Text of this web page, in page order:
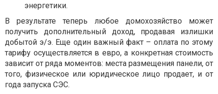
энергетики.
В результате теперь любое домохозяйство может
получить дополнительный доход, продавая излишки
добытой э/э. Еще один важный факт – оплата по этому
тарифу осуществляется в евро, а конкретная стоимость
зависит от ряда моментов: места размещения панели, от
того, физическое или юридическое лицо продает, и от
года запуска СЭС.